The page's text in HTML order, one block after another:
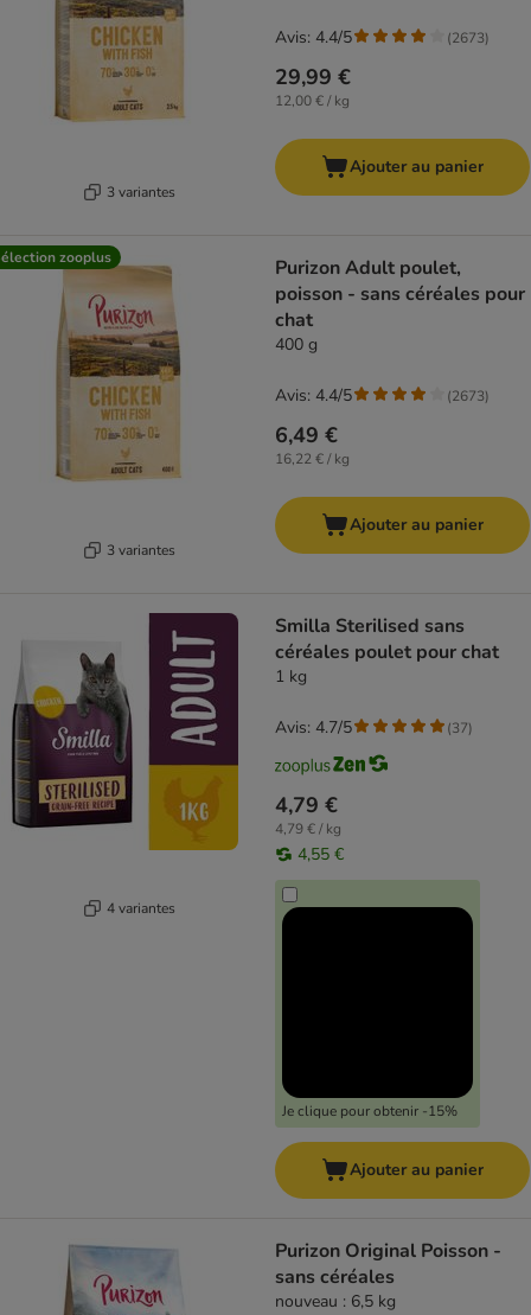
3 variantes
29,99 €
12,00 € / kg
Avis: 4.4/5 (2673)
Ajouter au panier
zooplus
3 variantes
Purizon Adult poulet,
poisson - sans céréales pour
chat
400 g
6,49 €
16,22 € / kg
Avis: 4.4/5 (2673)
Ajouter au panier
4 variantes
Smilla Sterilised sans
céréales poulet pour chat
1 kg
4,79 €
4,79 € / kg
4,55 €
Je clique pour obtenir -15%
Avis: 4.7/5 (37)
Ajouter au panier
Purizon Original Poisson -
sans céréales
nouveau : 6,5 kg